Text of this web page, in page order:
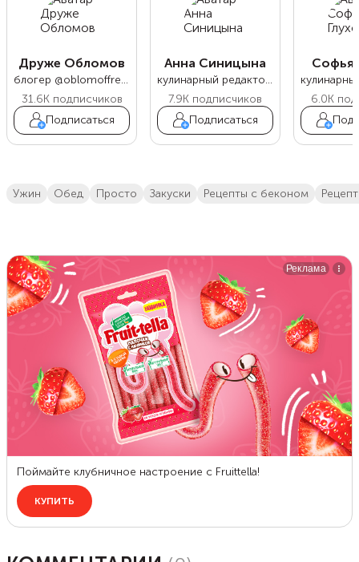
Друже Обломов
блогер @oblomoffrecipe
31.6Kподписчиков
Подписаться
Анна Синицына
кулинарный редактор Food.ru
7.9K подписчиков
Подписаться
Софья
6.0K
ужин обед просто закуски рецепты с беконом